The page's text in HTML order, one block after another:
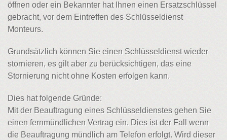
öffnen oder ein Bekannter hat Ihnen einen Ersatzschlüssel
gebracht, vor dem Eintreffen des Schlüsseldienst
Monteurs.
Grundsätzlich können Sie einen Schlüsseldienst wieder
stornieren, es gilt aber zu berücksichtigen, das eine
Stornierung nicht ohne Kosten erfolgen kann.
Dies hat folgende Gründe:
Mit der Beauftragung eines Schlüsseldienstes gehen Sie
einen fernmündlichen Vertrag ein. Dies ist der Fall wenn
die Beauftragung mündlich am Telefon erfolgt. Wird dieser